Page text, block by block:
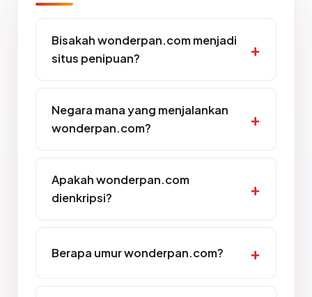
Bisakah wonderpan.com menjadi
situs penipuan?
Negara mana yang menjalankan
wonderpan.com?
Apakah wonderpan.com
dienkripsi?
Berapa umur wonderpan.com?